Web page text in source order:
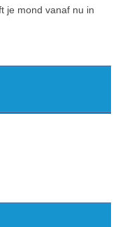
je mond vanaf nu in